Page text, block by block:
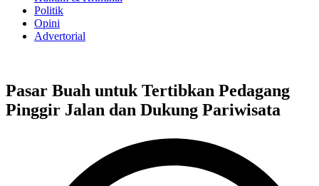
Politik
Opini
Advertorial
Pasar Buah untuk Tertibkan Pedagang
Pinggir Jalan dan Dukung Pariwisata